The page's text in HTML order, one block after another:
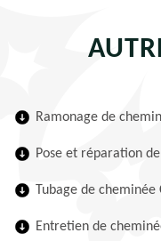
Ramonage de
Pose et réparation
Tubage de
Entretien de